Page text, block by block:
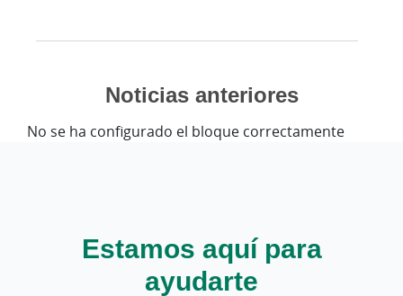
Noticias anteriores
No se ha configurado el bloque correctamente
Estamos aquí para
ayudarte